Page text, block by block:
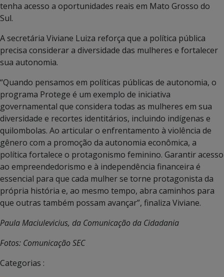
tenha acesso a oportunidades reais em Mato Grosso do
Sul.
A secretária Viviane Luiza reforça que a política pública
precisa considerar a diversidade das mulheres e fortalecer
sua autonomia.
“Quando pensamos em políticas públicas de autonomia, o
programa Protege é um exemplo de iniciativa
governamental que considera todas as mulheres em sua
diversidade e recortes identitários, incluindo indígenas e
quilombolas. Ao articular o enfrentamento à violência de
gênero com a promoção da autonomia econômica, a
política fortalece o protagonismo feminino. Garantir acesso
ao empreendedorismo e à independência financeira é
essencial para que cada mulher se torne protagonista da
própria história e, ao mesmo tempo, abra caminhos para
que outras também possam avançar”, finaliza Viviane.
Paula Maciulevicius, da Comunicação da Cidadania
Fotos: Comunicação SEC
Categorias :